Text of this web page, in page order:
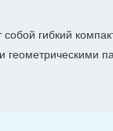
гибкий
геометрическими